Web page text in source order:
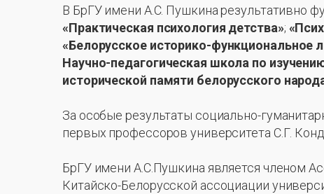
В БрГУ имени А.С. Пушкина результативно
«Практическая психология детства»;
«Белорусское историко-функциональное
Научно-педагогическая школа по
исторической памяти белорусского
За особые результаты социально-
первых профессоров университета С.Г.
БрГУ имени А.С.Пушкина является членом
Китайско-Белорусской ассоциации